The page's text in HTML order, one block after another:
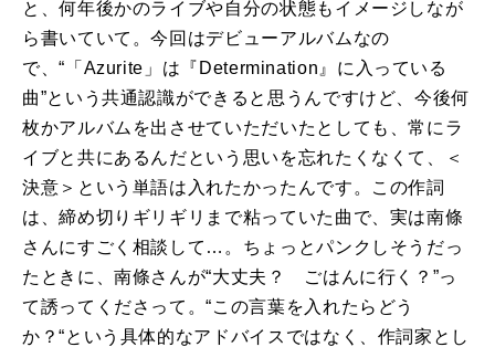
と、何年後かのライブや自分の状態もイメージしなが
ら書いていて。今回はデビューアルバムなの
で、“「 Azurite 」は『 Determination 』に入っている
曲”という共通認識ができると思うんですけど、今後何
枚かアルバムを出させていただいたとしても、常にラ
イブと共にあるんだという思いを忘れたくなくて、＜
決意＞という単語は入れたかったんです。この作詞
は、締め切りギリギリまで粘っていた曲で、実は南條
さんにすごく相談して…。ちょっとパンクしそうだっ
たときに、南條さんが“大丈夫？ ごはんに行く？”っ
て誘ってくださって。“この言葉を入れたらどう
か？“という具体的なアドバイスではなく、作詞家とし